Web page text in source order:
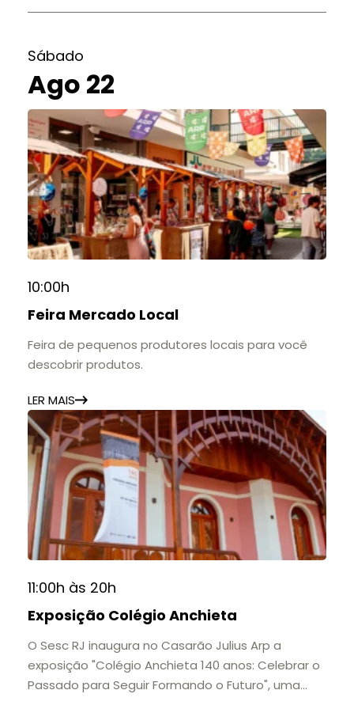
Sábado
Ago 22
10:00h
Feira Mercado Local
Feira de pequenos produtores locais para você
descobrir produtos.
LER MAIS
11:00h às 20h
Exposição Colégio Anchieta
O Sesc RJ inaugura no Casarão Julius Arp a
exposição "Colégio Anchieta 140 anos: Celebrar o
Passado para Seguir Formando o Futuro", uma